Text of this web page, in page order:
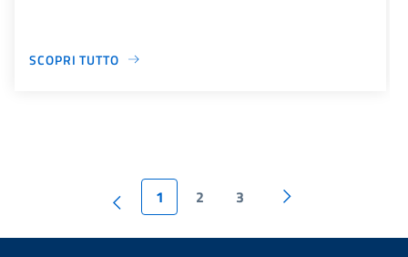
SCOPRI TUTTO
1 2 3